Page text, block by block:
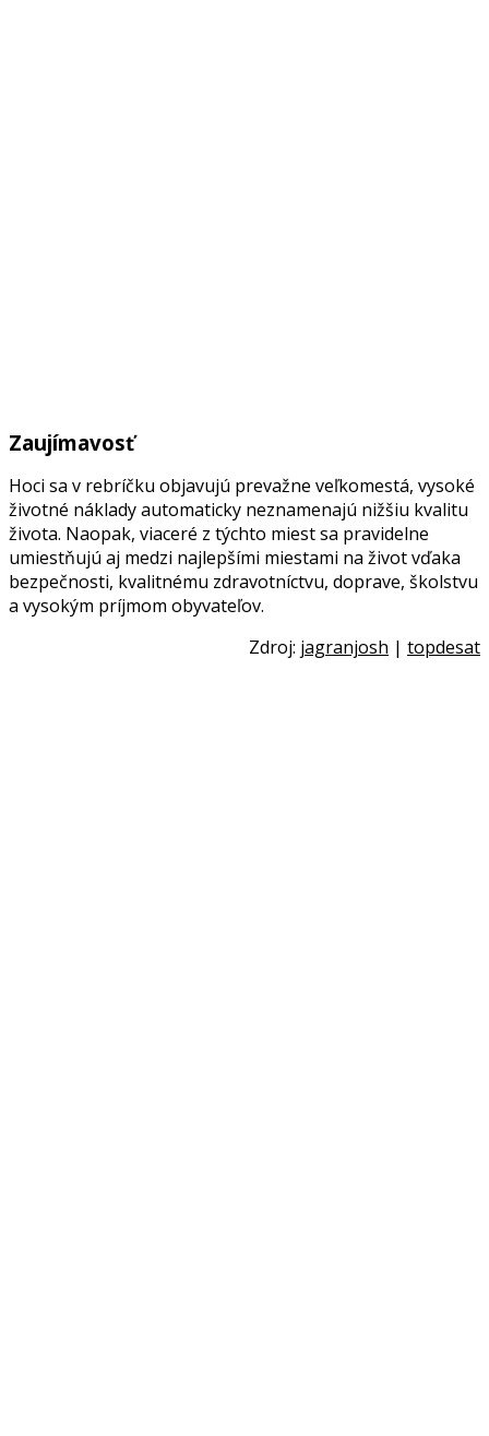
Zaujímavosť
Hoci sa v rebríčku objavujú prevažne veľkomestá, vysoké
životné náklady automaticky neznamenajú nižšiu kvalitu
života. Naopak, viaceré z týchto miest sa pravidelne
umiestňujú aj medzi najlepšími miestami na život vďaka
bezpečnosti, kvalitnému zdravotníctvu, doprave, školstvu
a vysokým príjmom obyvateľov.
Zdroj: jagranjosh | topdesat